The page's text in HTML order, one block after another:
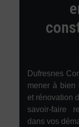
Dufresnes
mener à bien
et rénovation
savoir-faire
dans vos